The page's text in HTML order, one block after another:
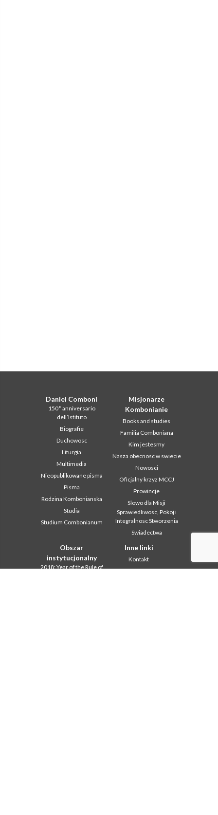
Daniel Comboni
150° anniversario
dell’Istituto
Biografie
Duchowosc
Liturgia
Multimedia
Nieopublikowane pisma
Pisma
Rodzina Kombonianska
Studia
Studium Combonianum
Misjonarze
Kombonianie
Books and studies
Familia Comboniana
Kim jestesmy
Nasza obecnosc w swiecie
Nowosci
Oficjalny krzyz MCCJ
Prowincje
Slowo dla Misji
Sprawiedliwosc, Pokoj i
Integralnosc Stworzenia
Swiadectwa
Obszar
instytucjonalny
2018: Year of the Rule of
Inne linki
Kontakt
Współpraca